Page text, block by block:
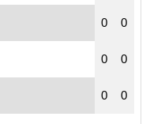
0 0
0 0
0 0